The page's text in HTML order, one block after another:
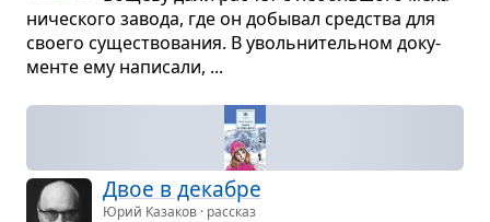
ни­че­ского завода, где он добы­вал сред­ства для
сво­его суще­ство­ва­ния. В уволь­ни­тель­ном доку­
менте ему напи­сали, ...
Двое в дека­бре
Юрий Казаков · рассказ